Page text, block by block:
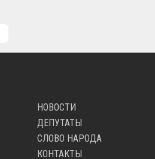
НОВОСТИ
ДЕПУТАТЫ
СЛОВО НАРОДА
КОНТАКТЫ